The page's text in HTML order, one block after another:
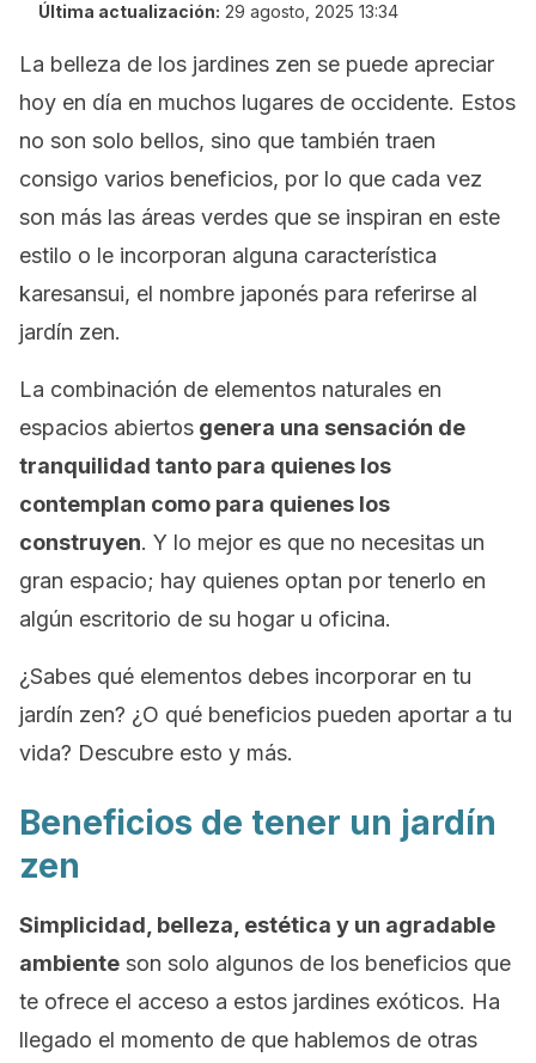
Última actualización: 29 agosto, 2025 13:34
La belleza de los jardines zen se puede apreciar
hoy en día en muchos lugares de occidente. Estos
no son solo bellos, sino que también traen
consigo varios beneficios, por lo que cada vez
son más las áreas verdes que se inspiran en este
estilo o le incorporan alguna característica
karesansui, el nombre japonés para referirse al
jardín zen.
La combinación de elementos naturales en
espacios abiertos genera una sensación de
tranquilidad tanto para quienes los
contemplan como para quienes los
construyen. Y lo mejor es que no necesitas un
gran espacio; hay quienes optan por tenerlo en
algún escritorio de su hogar u oficina.
¿Sabes qué elementos debes incorporar en tu
jardín zen? ¿O qué beneficios pueden aportar a tu
vida? Descubre esto y más.
Beneficios de tener un jardín
zen
Simplicidad, belleza, estética y un agradable
ambiente son solo algunos de los beneficios que
te ofrece el acceso a estos jardines exóticos. Ha
llegado el momento de que hablemos de otras